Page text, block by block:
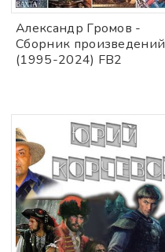
Александр Громов -
Сборник произведений
(1995-2024) FB2